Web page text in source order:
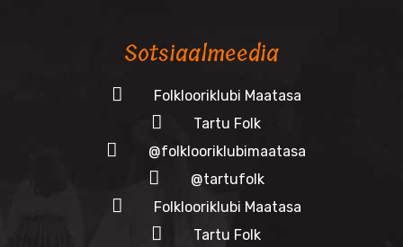
Sotsiaalmeedia
Folklooriklubi Maatasa
Tartu Folk
@folklooriklubimaatasa
@tartufolk
Folklooriklubi Maatasa
Tartu Folk